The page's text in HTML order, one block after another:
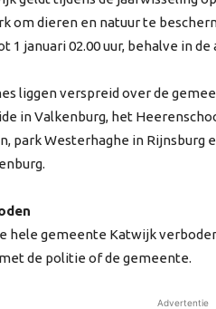
om dieren en natuur te
1 januari 02.00 uur, behalve in
liggen verspreid over de
in Valkenburg, het
park Westerhaghe in
hele gemeente Katwijk
de politie of de gemeente.
Advertentie